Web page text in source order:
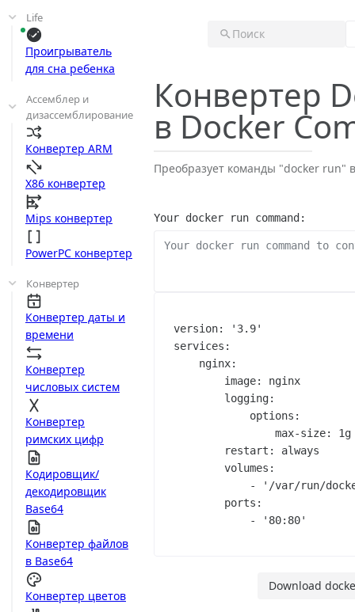
Life
Проигрыватель
для сна ребенка
Ассемблер и
дизассемблирование
Конвертер ARM
X86 конвертер
Mips конвертер
PowerPC конвертер
Конвертер
Конвертер даты и
времени
Конвертер
числовых систем
Конвертер
римских цифр
Кодировщик/
декодировщик
Base64
Конвертер файлов
в Base64
Конвертер цветов
Поиск
Конвертер
в Docker
Преобразует команды "docker run"
Your docker run command:
version:
'3.9'
services:
nginx:
image:
nginx
logging:
options:
max-size:
1g
restart:
always
volumes:
-
'/var/run/
ports:
-
'80:80'
Download